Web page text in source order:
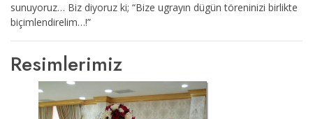
sunuyoruz… Biz diyoruz ki; “Bize ugrayın dügün töreninizi birlikte
biçimlendirelim…!”
Resimlerimiz